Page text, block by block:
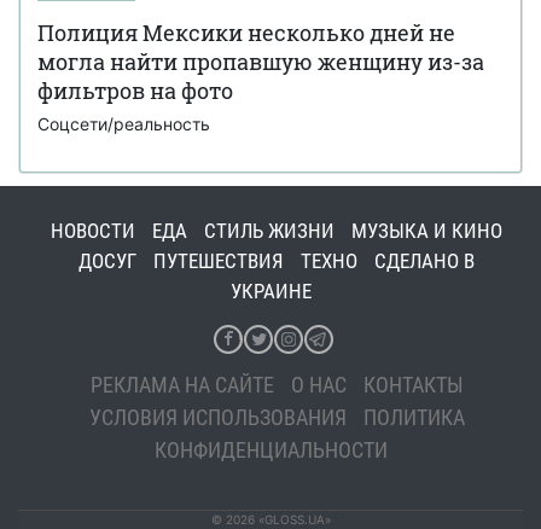
Полиция Мексики несколько дней не
могла найти пропавшую женщину из-за
фильтров на фото
Соцсети/реальность
НОВОСТИ ЕДА СТИЛЬ ЖИЗНИ
МУЗЫКА И КИНО
ДОСУГ
ПУТЕШЕСТВИЯ ТЕХНО
СДЕЛАНО В
УКРАИНЕ
РЕКЛАМА НА САЙТЕ О НАС
КОНТАКТЫ
УСЛОВИЯ ИСПОЛЬЗОВАНИЯ
ПОЛИТИКА
КОНФИДЕНЦИАЛЬНОСТИ
© 2026 «GLOSS.UA»